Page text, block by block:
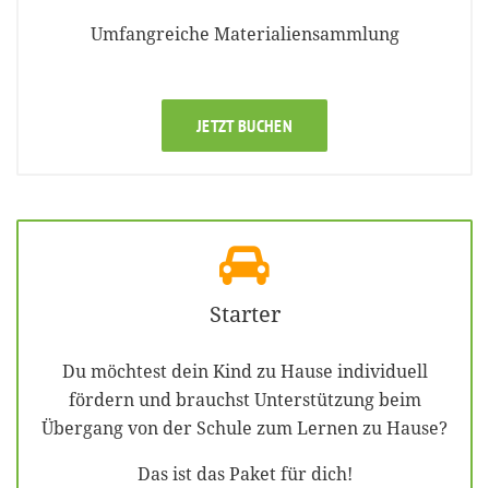
Umfangreiche Materialiensammlung
JETZT BUCHEN
Starter
Du möchtest dein Kind zu Hause individuell
fördern und brauchst Unterstützung beim
Übergang von der Schule zum Lernen zu Hause?
Das ist das Paket für dich!